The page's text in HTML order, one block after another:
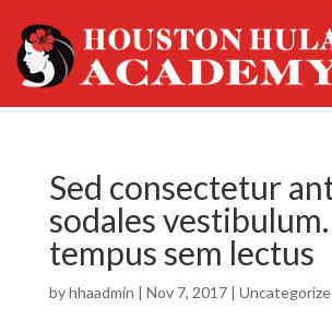
Sed consectetur
sodales
tempus sem lectus
byhhaadmin | Nov 7, 2017|